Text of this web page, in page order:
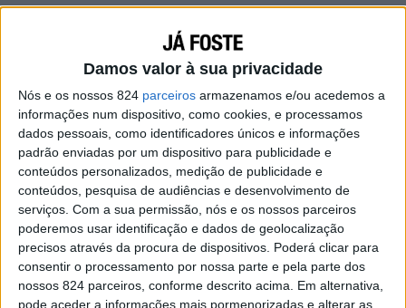
Damos valor à sua privacidade
Nós e os nossos 824 parceiros armazenamos e/ou acedemos a
informações num dispositivo, como cookies, e processamos
dados pessoais, como identificadores únicos e informações
padrão enviadas por um dispositivo para publicidade e
conteúdos personalizados, medição de publicidade e
conteúdos, pesquisa de audiências e desenvolvimento de
serviços. Com a sua permissão, nós e os nossos parceiros
poderemos usar identificação e dados de geolocalização
precisos através da procura de dispositivos. Poderá clicar para
consentir o processamento por nossa parte e pela parte dos
nossos 824 parceiros, conforme descrito acima. Em alternativa,
pode aceder a informações mais pormenorizadas e alterar as
3. A inteligência é suficiente
A realização que têm por serem inteligentes é
suficiente para as suas vidas, não precisam de
um relacionamento para se sentirem